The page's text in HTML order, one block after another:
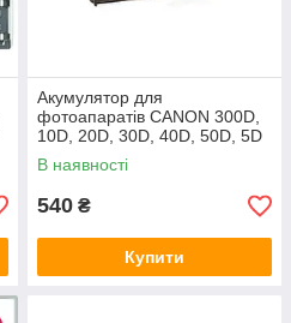
Акумулятор для
фотоапаратів CANON 300D,
10D, 20D, 30D, 40D, 50D, 5D
- BP-511a (аналог) - 2800 ma
В наявності
540 ₴
Купити